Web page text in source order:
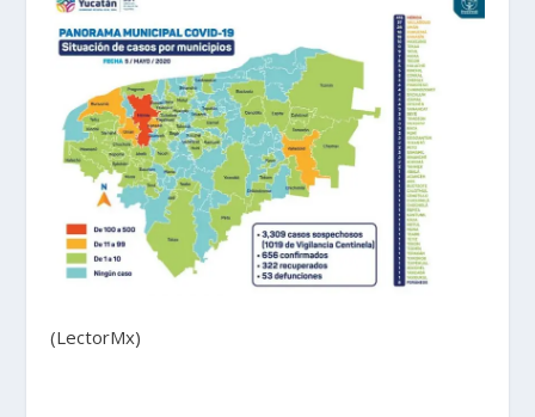
(LectorMx)